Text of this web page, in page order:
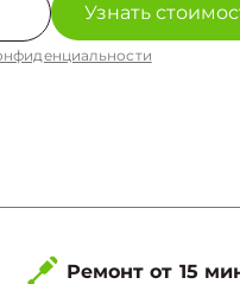
Узнать
Ремонт от 15